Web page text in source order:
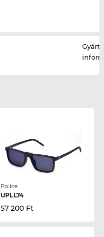
Police
UPLL74
57 200 Ft